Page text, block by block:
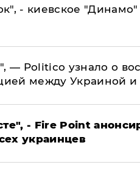
- киевское "Динамо"
— Politico узнало о
между Украиной
- Fire Point
украинцев